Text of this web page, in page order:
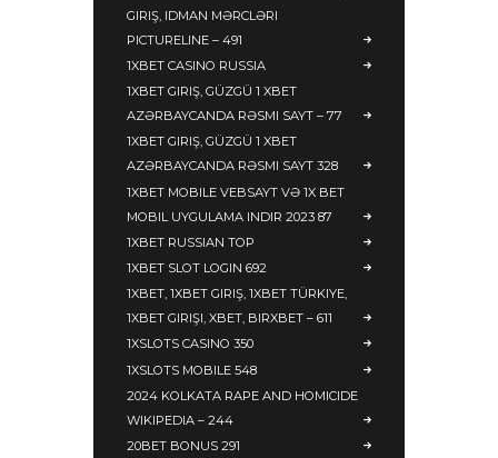
GIRIŞ, IDMAN MƏRCLƏRI
PICTURELINE – 491
1XBET CASINO RUSSIA
1XBET GIRIŞ, GÜZGÜ 1 XBET
AZƏRBAYCANDA RƏSMI SAYT – 77
1XBET GIRIŞ, GÜZGÜ 1 XBET
AZƏRBAYCANDA RƏSMI SAYT 328
1XBET MOBILE VEBSAYT VƏ 1X BET
MOBIL UYGULAMA INDIR 2023 87
1XBET RUSSIAN TOP
1XBET SLOT LOGIN 692
1XBET, 1XBET GIRIŞ, 1XBET TÜRKIYE,
1XBET GIRIŞI, XBET, BIRXBET – 611
1XSLOTS CASINO 350
1XSLOTS MOBILE 548
2024 KOLKATA RAPE AND HOMICIDE
WIKIPEDIA – 244
20BET BONUS 291